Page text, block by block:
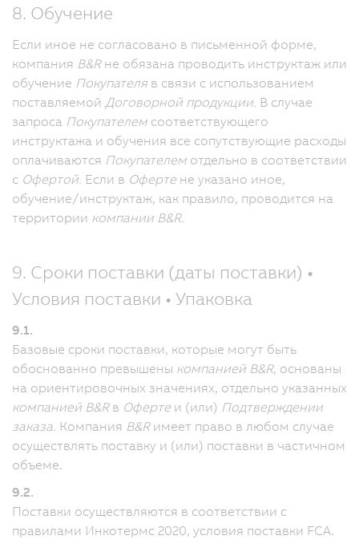
8. Обучение
Если иное не согласовано в письменной форме,
компания B&Rне обязана проводить инструктаж или
обучение Покупателя в связи с использованием
поставляемой Договорной продукции. В случае
запроса Покупателем соответствующего
инструктажа и обучения все сопутствующие расходы
оплачиваются Покупателем отдельно в соответствии
с Офертой. Если в Оферте не указано иное,
обучение/инструктаж, как правило, проводится на
территории компании B&R.
9. Сроки поставки (даты поставки) •
Условия поставки • Упаковка
9.1.
Базовые сроки поставки, которые могут быть
обоснованно превышены компанией B&R, основаны
на ориентировочных значениях, отдельно указанных
компанией B&Rв Оферте и (или) Подтверждении
заказа. Компания B&Rимеет право в любом случае
осуществлять поставку и (или) поставки в частичном
объеме.
9.2.
Поставки осуществляются в соответствии с
правилами Инкотермс 2020, условия поставки FCA.